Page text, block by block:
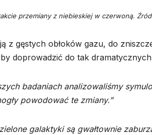
przemiany z niebieskiej w czerwoną.
z gęstych obłoków gazu, do
doprowadzić do tak
badaniach analizowaliśmy
powodować te zmiany.”
galaktyki są gwałtownie